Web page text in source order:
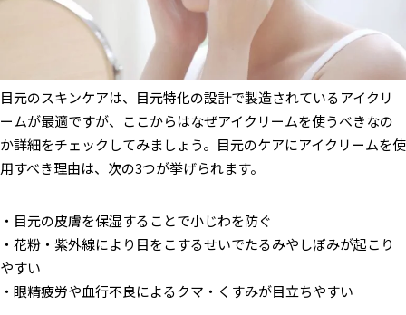
目元のスキンケアは、目元特化の設計で製造されているアイクリ
ームが最適ですが、ここからはなぜアイクリームを使うべきなの
か詳細をチェックしてみましょう。目元のケアにアイクリームを使
用すべき理由は、次の3つが挙げられます。
・目元の皮膚を保湿することで小じわを防ぐ
・花粉・紫外線により目をこするせいでたるみやしぼみが起こり
やすい
・眼精疲労や血行不良によるクマ・くすみが目立ちやすい